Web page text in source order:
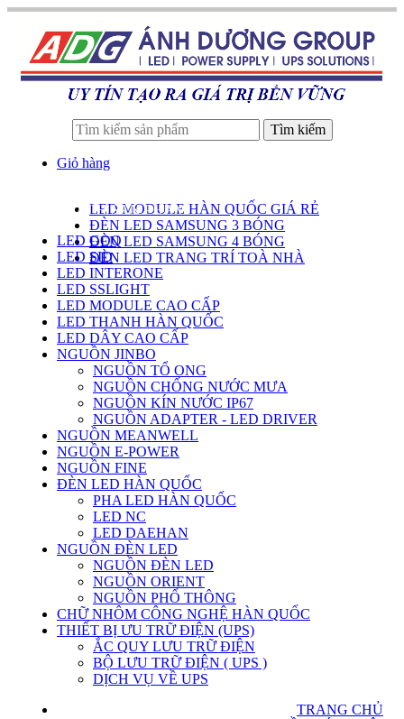
Tìm kiếm
Giỏ hàng
LED MODULE HÀN QUỐC GIÁ RẺ
ĐÈN LED SAMSUNG 3 BÓNG
ĐÈN LED SAMSUNG 4 BÓNG
ĐÈN LED TRANG TRÍ TOÀ NHÀ
DANH SÁCH SẢN PHẨM
LED GOQ
LED SID
LED INTERONE
LED SSLIGHT
LED MODULE CAO CẤP
LED THANH HÀN QUỐC
LED DÂY CAO CẤP
NGUỒN JINBO
NGUỒN TỔ ONG
NGUỒN CHỐNG NƯỚC MƯA
NGUỒN KÍN NƯỚC IP67
NGUỒN ADAPTER - LED DRIVER
NGUỒN MEANWELL
NGUỒN E-POWER
NGUỒN FINE
ĐÈN LED HÀN QUỐC
PHA LED HÀN QUỐC
LED NC
LED DAEHAN
NGUỒN ĐÈN LED
NGUỒN ĐÈN LED
NGUỒN ORIENT
NGUỒN PHỔ THÔNG
CHỮ NHÔM CÔNG NGHỆ HÀN QUỐC
THIẾT BỊ ƯU TRỮ ĐIỆN (UPS)
ẮC QUY LƯU TRỮ ĐIỆN
BỘ LƯU TRỮ ĐIỆN ( UPS )
DỊCH VỤ VỀ UPS
TRANG CHỦ